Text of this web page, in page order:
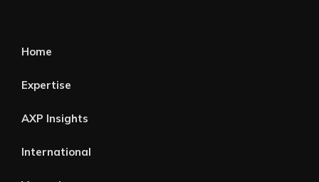
Home
Expertise
AXP Insights
International